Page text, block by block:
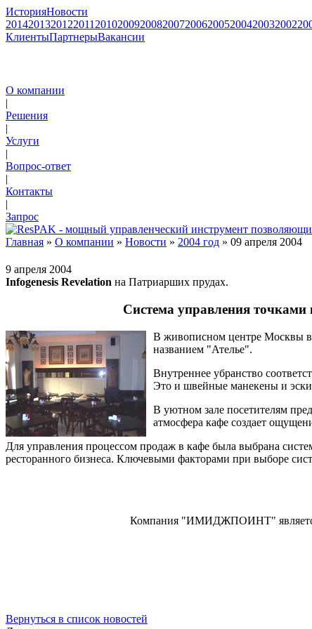
ИсторияНовости
2014201320122011 201020092008200720062005200420032002
КлиентыПартнерыВакансии
О компании
|
Решения
|
Услуги
|
Вопрос-ответ
|
Контакты
|
Запрос
Главная » О компании » Новости » 2004 год » 09 апреля 2004
9 апреля 2004
Infogenesis Revelation на Патриарших прудах.
Система управления
В живописном центре Москвы в
названием "Ателье".
Внутреннее убранство
Это и швейные манекены и
В уютном зале посетителям
атмосфера кафе создает
Для управления процессом продаж в кафе была выбрана
ресторанного бизнеса. Ключевыми факторами при выборе
Компания "ИМИДЖПОИНТ" является
Вернуться в список новостей